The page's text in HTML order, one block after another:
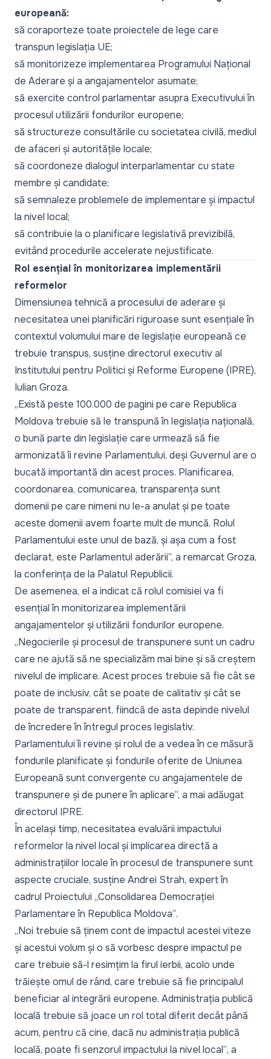
europeană:
să coraporteze toate proiectele de lege care
transpun legislația UE;
să monitorizeze implementarea Programului Național
de Aderare și a angajamentelor asumate;
să exercite control parlamentar asupra Executivului în
procesul utilizării fondurilor europene;
să structureze consultările cu societatea civilă, mediul
de afaceri și autoritățile locale;
să coordoneze dialogul interparlamentar cu state
membre și candidate;
să semnaleze problemele de implementare și impactul
la nivel local;
să contribuie la o planificare legislativă previzibilă,
evitând procedurile accelerate nejustificate.
Rol esențial în monitorizarea implementării
reformelor
Dimensiunea tehnică a procesului de aderare și
necesitatea unei planificări riguroase sunt esențiale în
contextul volumului mare de legislație europeană ce
trebuie transpus, susține directorul executiv al
Institutului pentru Politici și Reforme Europene (IPRE),
Iulian Groza.
„Există peste 100.000 de pagini pe care Republica
Moldova trebuie să le transpună în legislația națională,
o bună parte din legislație care urmează să fie
armonizată îi revine Parlamentului, deși Guvernul are o
bucată importantă din acest proces. Planificarea,
coordonarea, comunicarea, transparența sunt
domenii pe care nimeni nu le-a anulat și pe toate
aceste domenii avem foarte mult de muncă. Rolul
Parlamentului este unul de bază, și așa cum a fost
declarat, este Parlamentul aderării”, a remarcat Groza,
la conferința de la Palatul Republicii.
De asemenea, el a indicat că rolul comisiei va fi
esențial în monitorizarea implementării
angajamentelor și utilizării fondurilor europene.
„Negocierile și procesul de transpunere sunt un cadru
care ne ajută să ne specializăm mai bine și să creștem
nivelul de implicare. Acest proces trebuie să fie cât se
poate de inclusiv, cât se poate de calitativ și cât se
poate de transparent, fiindcă de asta depinde nivelul
de încredere în întregul proces legislativ.
Parlamentului îi revine și rolul de a vedea în ce măsură
fondurile planificate și fondurile oferite de Uniunea
Europeană sunt convergente cu angajamentele de
transpunere și de punere în aplicare”, a mai adăugat
directorul IPRE.
În același timp, necesitatea evaluării impactului
reformelor la nivel local și implicarea directă a
administrațiilor locale în procesul de transpunere sunt
aspecte cruciale, susține Andrei Strah, expert în
cadrul Proiectului „Consolidarea Democrației
Parlamentare în Republica Moldova”.
„Noi trebuie să ținem cont de impactul acestei viteze
și acestui volum și o să vorbesc despre impactul pe
care trebuie să-l resimțim la firul ierbii, acolo unde
trăiește omul de rând, care trebuie să fie principalul
beneficiar al integrării europene. Administrația publică
locală trebuie să joace un rol total diferit decât până
acum, pentru că cine, dacă nu administrația publică
locală, poate fi senzorul impactului la nivel local”, a